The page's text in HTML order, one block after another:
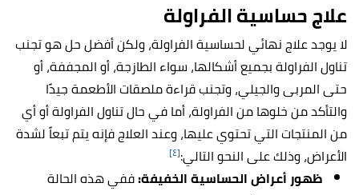
علاج حساسية الفراولة
لا يوجد علاج نهائي لحساسية الفراولة، ولكن أفضل حل هو تجنب
تناول الفراولة بجميع أشكالها، سواء الطازجة، أو المجففة، أو
حتى المربى والجيلي، وتجنب قراءة ملصقات الأطعمة جيدًا
والتأكد من خلوها من الفراولة، أما في حال تناول الفراولة أو أي
من المنتجات التي تحتوي عليها، وعند العلاج فإنه يتم تبعاً لشدة
الأعراض، وذلك على النحو التالي:[٤]
ظهور أعراض الحساسية الخفيفة:ففي هذه الحالة